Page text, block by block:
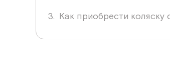
Как приобрести коляску